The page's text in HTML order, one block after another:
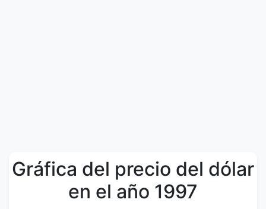
Gráfica del precio del dólar
en el año 1997